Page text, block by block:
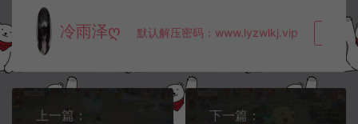
冷雨泽ღ 默认解压密码：www.lyzwlkj.vip 复
上一篇：
下一篇：